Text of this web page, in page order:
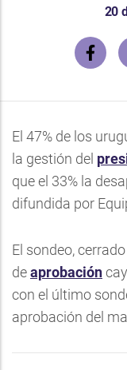
20
El 47% de los
la gestión del
que el 33% la
difundida por
El sondeo,
deaprobación
con el último
aprobación del